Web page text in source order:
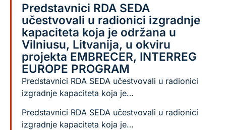
Predstavnici RDA SEDA
učestvovali u radionici izgradnje
kapaciteta koja je održana u
Vilniusu, Litvanija, u okviru
projekta EMBRECER, INTERREG
EUROPE PROGRAM
Predstavnici RDA SEDA učestvovali u radionici
izgradnje kapaciteta koja je…
Predstavnici RDA SEDA učestvovali u radionici
izgradnje kapaciteta koja je…